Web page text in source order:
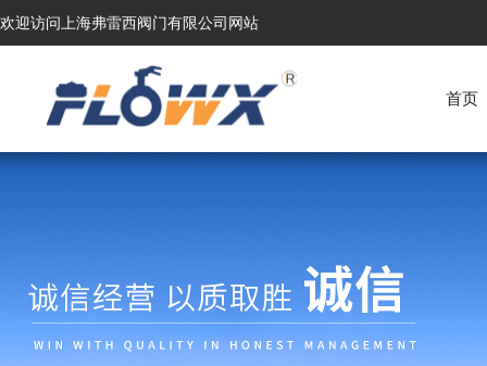
欢迎访问上海弗雷西阀门有限公司网站
首页